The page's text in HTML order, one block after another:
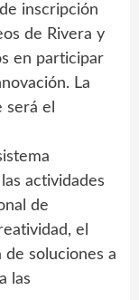
inscripción
de Rivera y
en participar
La
el
actividades
de
el
soluciones a
las